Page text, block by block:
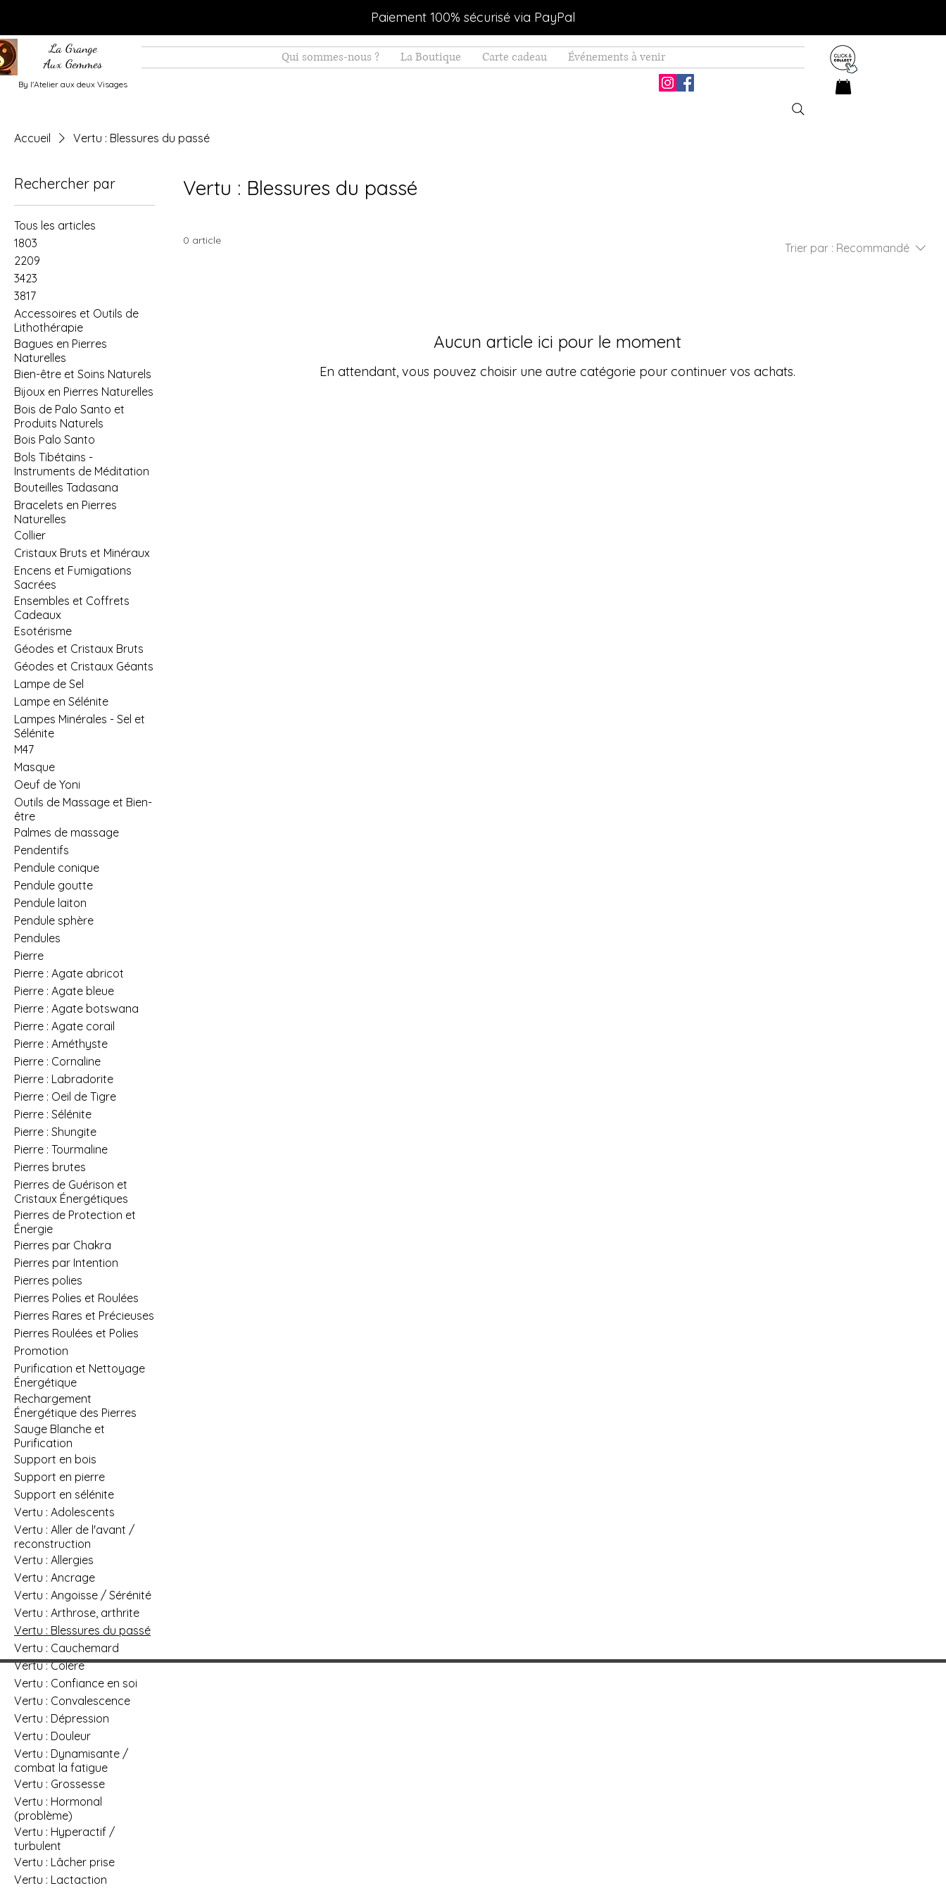
Paiement 100% sécurisé via PayPal
La Grange
Aux Gemmes
By l'Atelier aux deux Visages
Qui sommes-nous ? La Boutique Carte cadeau Événements à venir
Accueil Vertu : Blessures du passé
Rechercher par
Tous les articles
1803
2209
3423
3817
Accessoires et Outils de
Lithothérapie
Bagues en Pierres
Naturelles
Bien-être et Soins Naturels
Bijoux en Pierres Naturelles
Bois de Palo Santo et
Produits Naturels
Bois Palo Santo
Bols Tibétains -
Instruments de Méditation
Bouteilles Tadasana
Bracelets en Pierres
Naturelles
Collier
Cristaux Bruts et Minéraux
Encens et Fumigations
Sacrées
Ensembles et Coffrets
Cadeaux
Esotérisme
Géodes et Cristaux Bruts
Géodes et Cristaux Géants
Lampe de Sel
Lampe en Sélénite
Lampes Minérales - Sel et
Sélénite
M47
Masque
Oeuf de Yoni
Outils de Massage et Bien-
être
Palmes de massage
Pendentifs
Pendule conique
Pendule goutte
Pendule laiton
Pendule sphère
Pendules
Pierre
Pierre : Agate abricot
Pierre : Agate bleue
Pierre : Agate botswana
Pierre : Agate corail
Pierre : Améthyste
Pierre : Cornaline
Pierre : Labradorite
Pierre : Oeil de Tigre
Pierre : Sélénite
Pierre : Shungite
Pierre : Tourmaline
Pierres brutes
Pierres de Guérison et
Cristaux Énergétiques
Pierres de Protection et
Énergie
Pierres par Chakra
Pierres par Intention
Pierres polies
Pierres Polies et Roulées
Pierres Rares et Précieuses
Pierres Roulées et Polies
Promotion
Purification et Nettoyage
Énergétique
Rechargement
Énergétique des Pierres
Sauge Blanche et
Purification
Support en bois
Support en pierre
Support en sélénite
Vertu : Adolescents
Vertu : Aller de l'avant /
reconstruction
Vertu : Allergies
Vertu : Ancrage
Vertu : Angoisse / Sérénité
Vertu : Arthrose, arthrite
Vertu : Blessures du passé
Vertu : Cauchemard
Vertu : Colère
Vertu : Confiance en soi
Vertu : Convalescence
Vertu : Dépression
Vertu : Douleur
Vertu : Dynamisante /
combat la fatigue
Vertu : Grossesse
Vertu : Hormonal
(problème)
Vertu : Hyperactif /
turbulent
Vertu : Lâcher prise
Vertu : Lactaction
Vertu : Blessures du passé
0 article
Trier par : Recommandé
Aucun article ici pour le moment
En attendant, vous pouvez choisir une autre catégorie pour continuer vos achats.